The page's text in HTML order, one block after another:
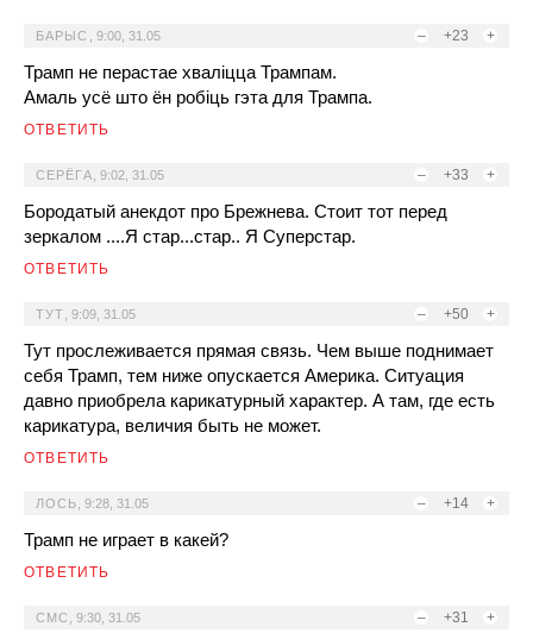
– +23 +
БАРЫС 9:00, 31.05
Трамп не перастае хваліцца Трампам.
Амаль усё што ён робіць гэта для Трампа.
ОТВЕТИТЬ
– +33 +
СЕРЁГА 9:02, 31.05
Бородатый анекдот про Брежнева. Стоит тот перед
зеркалом ....Я стар...стар.. Я Суперстар.
ОТВЕТИТЬ
– +50 +
ТУТ ,9:09, 31.05
Тут прослеживается прямая связь. Чем выше поднимает
себя Трамп, тем ниже опускается Америка. Ситуация
давно приобрела карикатурный характер. А там, где есть
карикатура, величия быть не может.
ОТВЕТИТЬ
– +14 +
ЛОСЬ ,9:28, 31.05
Трамп не играет в какей?
ОТВЕТИТЬ
– +31 +
СМС ,9:30, 31.05